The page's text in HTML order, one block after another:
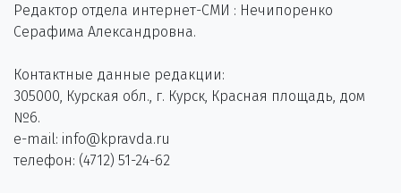
Редактор отдела интернет-СМИ : Нечипоренко
Серафима Александровна.
Контактные данные редакции:
305000, Курская обл., г. Курск, Красная площадь, дом
№6.
e-mail: info@kpravda.ru
телефон: (4712) 51-24-62